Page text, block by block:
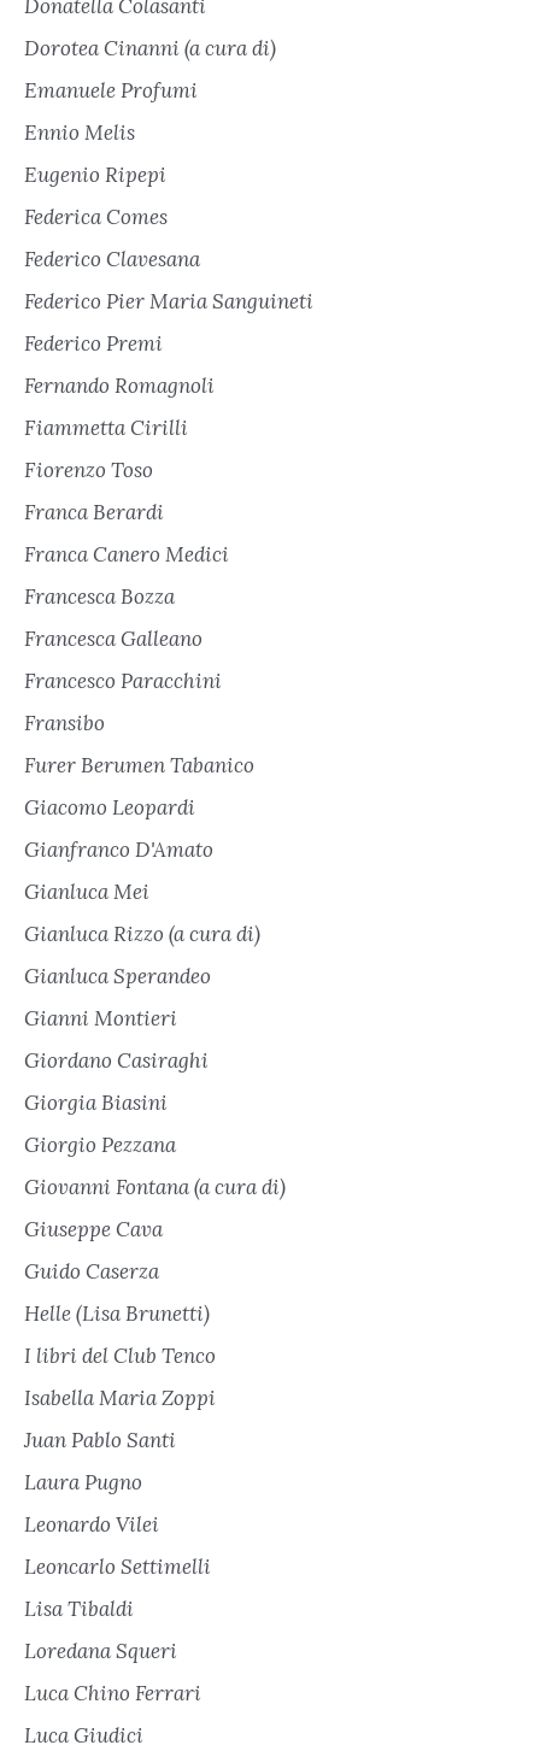
Donatella Colasanti
Dorotea Cinanni (a cura di)
Emanuele Profumi
Ennio Melis
Eugenio Ripepi
Federica Comes
Federico Clavesana
Federico Pier Maria Sanguineti
Federico Premi
Fernando Romagnoli
Fiammetta Cirilli
Fiorenzo Toso
Franca Berardi
Franca Canero Medici
Francesca Bozza
Francesca Galleano
Francesco Paracchini
Fransibo
Furer Berumen Tabanico
Giacomo Leopardi
Gianfranco D'Amato
Gianluca Mei
Gianluca Rizzo (a cura di)
Gianluca Sperandeo
Gianni Montieri
Giordano Casiraghi
Giorgia Biasini
Giorgio Pezzana
Giovanni Fontana (a cura di)
Giuseppe Cava
Guido Caserza
Helle (Lisa Brunetti)
I libri del Club Tenco
Isabella Maria Zoppi
Juan Pablo Santi
Laura Pugno
Leonardo Vilei
Leoncarlo Settimelli
Lisa Tibaldi
Loredana Squeri
Luca Chino Ferrari
Luca Giudici